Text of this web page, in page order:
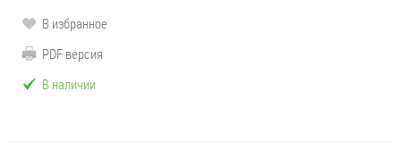
В избранное
PDF версия
В наличии